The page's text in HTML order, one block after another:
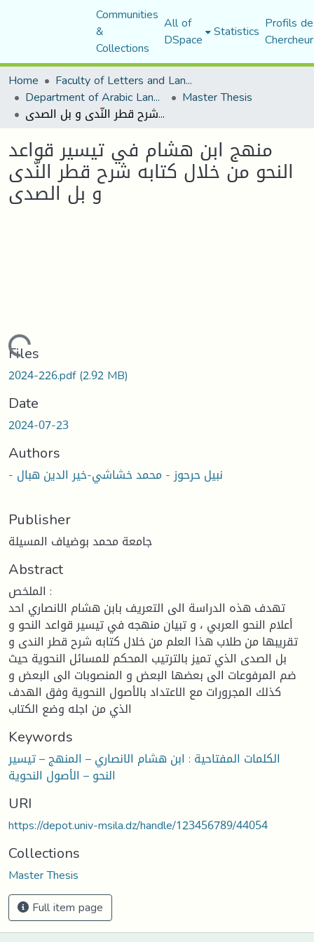
Communities
&
Collections
All of
DSpace Statistics Profils
Home
Faculty of Letters and Languages
Department of Arabic Language and Literature Master Thesis
منهج ابن هشام في تيسير قواعد النحو من خلال كتابه شرح قطر النّدى و بل الصدى
منهج ابن هشام في تيسير قواعد
النحو من خلال كتابه شرح قطر النّدى
و بل الصدى
Loading...
Files
2024-226.pdf(2.92 MB)
Date
2024-07-23
Authors
- نبيل حرحوز - محمد خشاشي-خير الدين هبال
Publisher
جامعة محمد بوضياف المسيلة
Abstract
الملخص :
تهدف هذه الدراسة الى التعريف بابن هشام الانصاري احد
أعلام النحو العربي ، و تبيان منهجه في تيسير قواعد النحو و
تقريبها من طلاب هذا العلم من خلال كتابه شرح قطر الندى و
بل الصدى الذي تميز بالترتيب المحكم للمسائل النحوية حيث
ضم المرفوعات الى بعضها البعض و المنصوبات الى البعض و
كذلك المجرورات مع الاعتداد بالأصول النحوية وفق الهدف
الذي من اجله وضع الكتاب
Keywords
الكلمات المفتاحية : ابن هشام الانصاري – المنهج – تيسير
النحو – الأصول النحوية
URI
https://depot.univ-msila.dz/handle/123456789/44054
Collections
Master Thesis
Full item page